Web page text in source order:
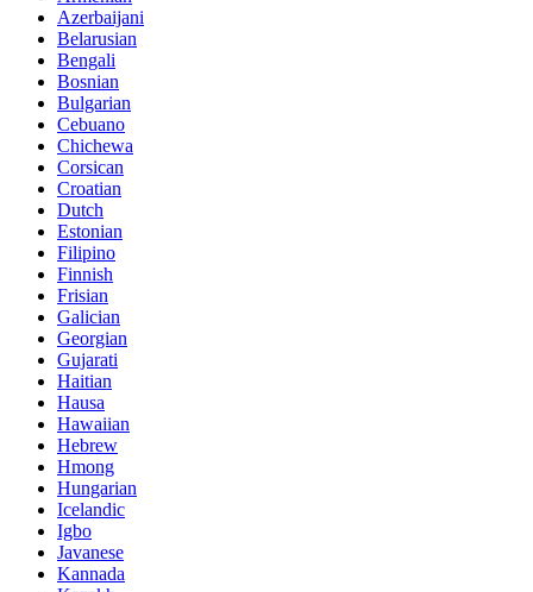
Azerbaijani
Belarusian
Bengali
Bosnian
Bulgarian
Cebuano
Chichewa
Corsican
Croatian
Dutch
Estonian
Filipino
Finnish
Frisian
Galician
Georgian
Gujarati
Haitian
Hausa
Hawaiian
Hebrew
Hmong
Hungarian
Icelandic
Igbo
Javanese
Kannada